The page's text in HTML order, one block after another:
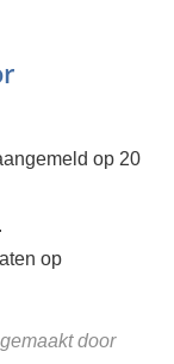
op 20
op
door